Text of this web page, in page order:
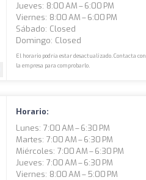
Jueves: 8:00 AM – 6:00 PM
Viernes: 8:00 AM – 6:00 PM
Sábado: Closed
Domingo: Closed
El horario podría estar desactualizado. Contacta con
la empresa para comprobarlo.
Horario:
Lunes: 7:00 AM – 6:30 PM
Martes: 7:00 AM – 6:30 PM
Miércoles: 7:00 AM – 6:30 PM
Jueves: 7:00 AM – 6:30 PM
Viernes: 8:00 AM – 5:00 PM